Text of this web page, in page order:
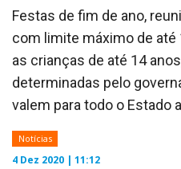
CADERNO S
JORNAL DIGITAL
Festas de fim de ano,
com limite máximo de
as crianças de até 14
determinadas pelo
valem para todo o Estado
Notícias
4 Dez 2020 | 11:12